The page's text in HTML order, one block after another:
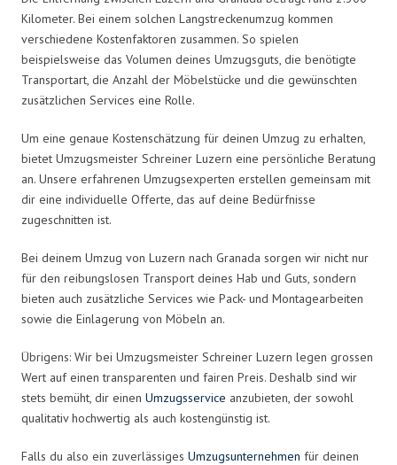
Kilometer. Bei einem solchen Langstreckenumzug kommen
verschiedene Kostenfaktoren zusammen. So spielen
beispielsweise das Volumen deines Umzugsguts, die benötigte
Transportart, die Anzahl der Möbelstücke und die gewünschten
zusätzlichen Services eine Rolle.
Um eine genaue Kostenschätzung für deinen Umzug zu erhalten,
bietet Umzugsmeister Schreiner Luzern eine persönliche Beratung
an. Unsere erfahrenen Umzugsexperten erstellen gemeinsam mit
dir eine individuelle Offerte, das auf deine Bedürfnisse
zugeschnitten ist.
Bei deinem Umzug von Luzern nach Granada sorgen wir nicht nur
für den reibungslosen Transport deines Hab und Guts, sondern
bieten auch zusätzliche Services wie Pack- und Montagearbeiten
sowie die Einlagerung von Möbeln an.
Übrigens: Wir bei Umzugsmeister Schreiner Luzern legen grossen
Wert auf einen transparenten und fairen Preis. Deshalb sind wir
stets bemüht, dir einen Umzugsservice anzubieten, der sowohl
qualitativ hochwertig als auch kostengünstig ist.
Falls du also ein zuverlässiges Umzugsunternehmen für deinen